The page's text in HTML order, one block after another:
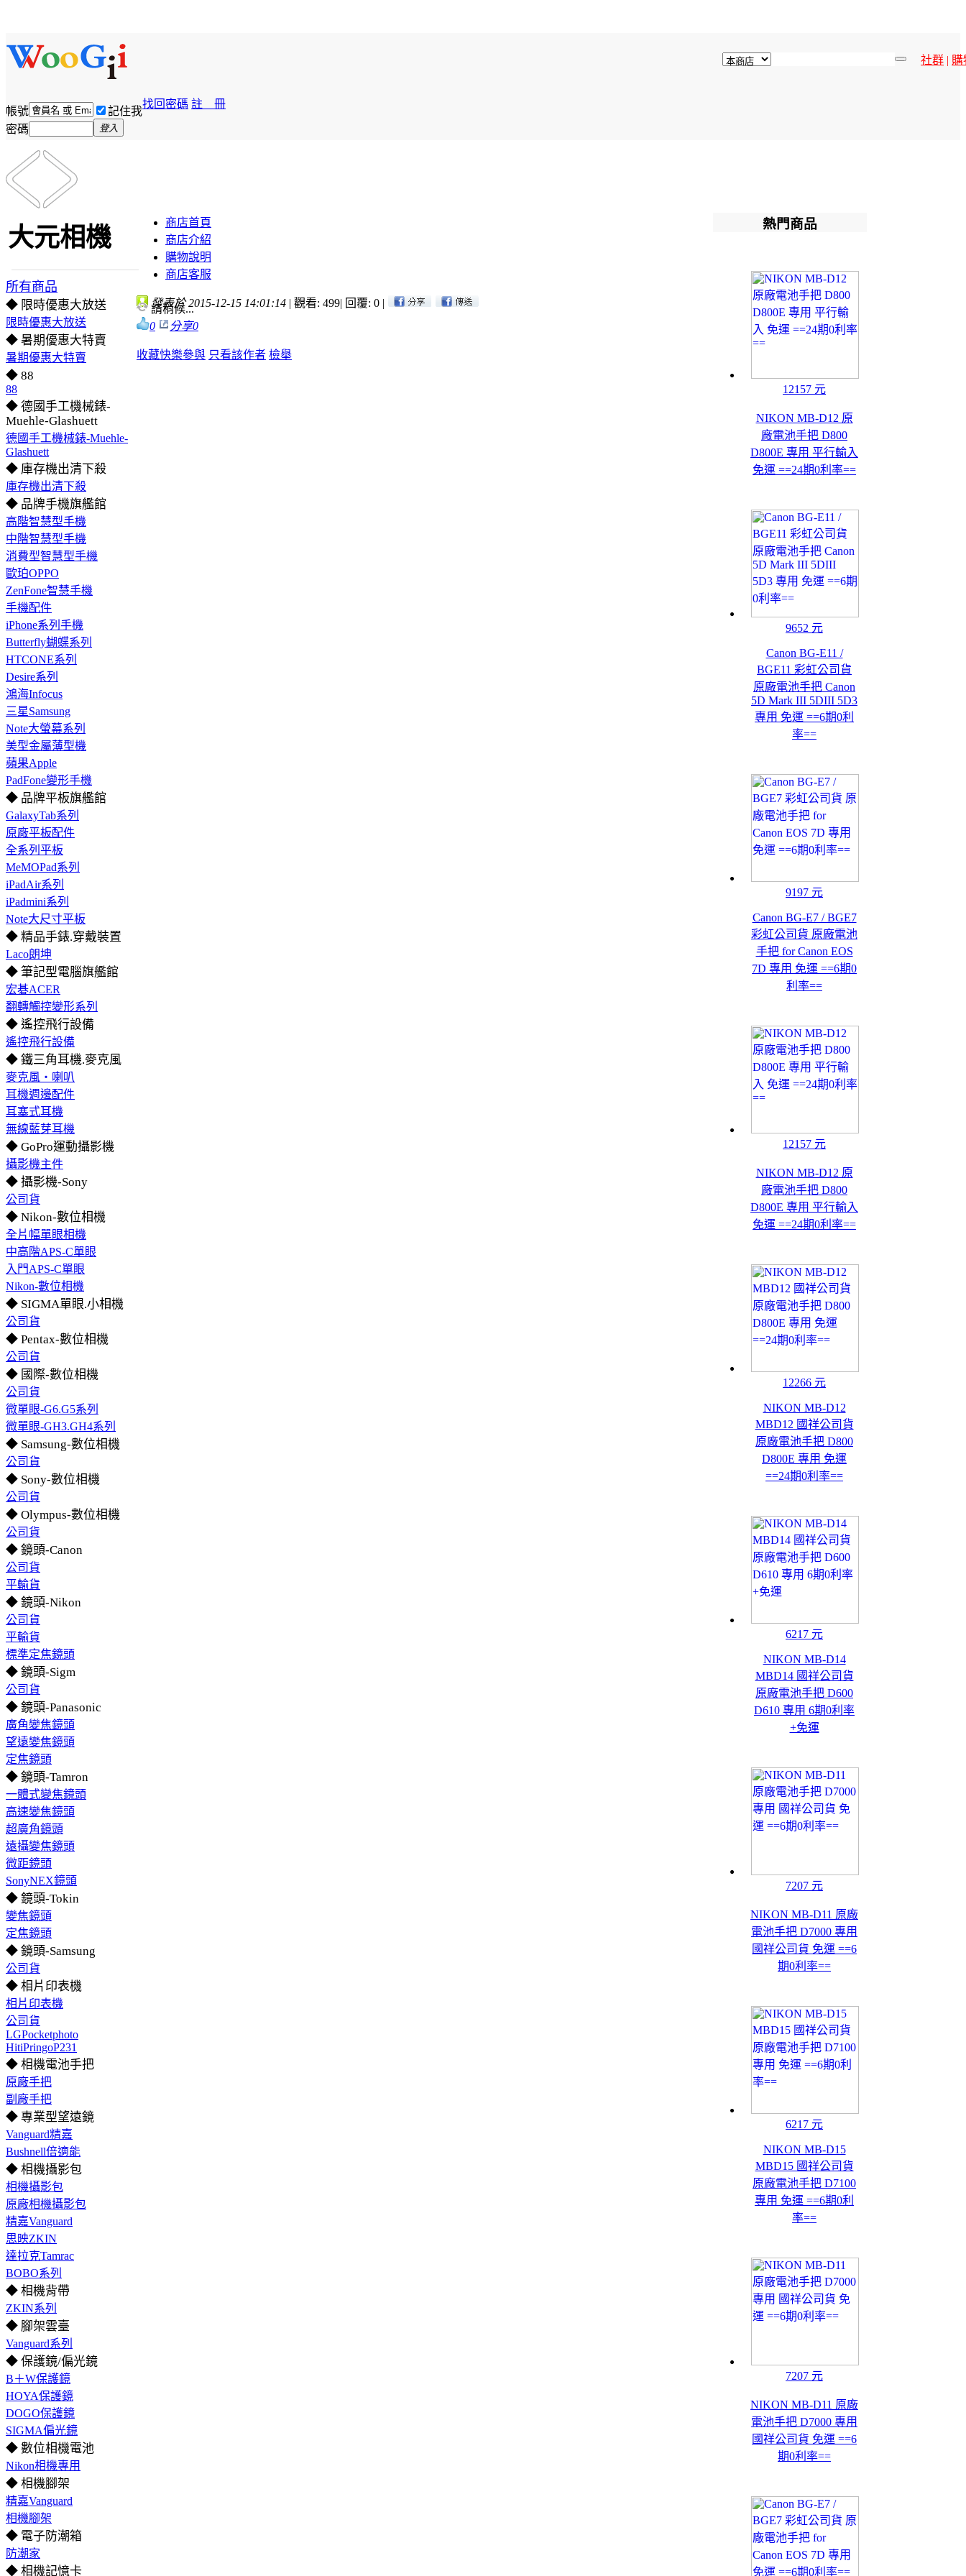
社群 | 購
帳號 記住我
找回密碼 註 冊
密碼 登入
大元相機
所有商品
◆ 限時優惠大放送
限時優惠大放送
◆ 暑期優惠大特賣
暑期優惠大特賣
◆ 88
88
◆ 德國手工機械錶-
Muehle-Glashuett
德國手工機械錶-Muehle-
Glashuett
◆ 庫存機出清下殺
庫存機出清下殺
◆ 品牌手機旗艦館
高階智慧型手機
中階智慧型手機
消費型智慧型手機
歐珀OPPO
ZenFone智慧手機
手機配件
iPhone系列手機
Butterfly蝴蝶系列
HTCONE系列
Desire系列
鴻海Infocus
三星Samsung
Note大螢幕系列
美型金屬薄型機
蘋果Apple
PadFone變形手機
◆ 品牌平板旗艦館
GalaxyTab系列
原廠平板配件
全系列平板
MeMOPad系列
iPadAir系列
iPadmini系列
Note大尺寸平板
◆ 精品手錶.穿戴裝置
Laco朗坤
◆ 筆記型電腦旗艦館
宏碁ACER
翻轉觸控變形系列
◆ 遙控飛行設備
遙控飛行設備
◆ 鐵三角耳機.麥克風
麥克風‧喇叭
耳機週邊配件
耳塞式耳機
無線藍芽耳機
◆ GoPro運動攝影機
攝影機主件
◆ 攝影機-Sony
公司貨
◆ Nikon-數位相機
全片幅單眼相機
中高階APS-C單眼
入門APS-C單眼
Nikon-數位相機
◆ SIGMA單眼.小相機
公司貨
◆ Pentax-數位相機
公司貨
◆ 國際-數位相機
公司貨
微單眼-G6.G5系列
微單眼-GH3.GH4系列
◆ Samsung-數位相機
公司貨
◆ Sony-數位相機
公司貨
◆ Olympus-數位相機
公司貨
◆ 鏡頭-Canon
公司貨
平輸貨
◆ 鏡頭-Nikon
公司貨
平輸貨
標準定焦鏡頭
◆ 鏡頭-Sigm
公司貨
◆ 鏡頭-Panasonic
廣角變焦鏡頭
望遠變焦鏡頭
定焦鏡頭
◆ 鏡頭-Tamron
一體式變焦鏡頭
高速變焦鏡頭
超廣角鏡頭
遠攝變焦鏡頭
微距鏡頭
SonyNEX鏡頭
◆ 鏡頭-Tokin
變焦鏡頭
定焦鏡頭
◆ 鏡頭-Samsung
公司貨
◆ 相片印表機
相片印表機
公司貨
LGPocketphoto
HitiPringoP231
◆ 相機電池手把
原廠手把
副廠手把
◆ 專業型望遠鏡
Vanguard精嘉
Bushnell倍適能
◆ 相機攝影包
相機攝影包
原廠相機攝影包
精嘉Vanguard
思映ZKIN
達拉克Tamrac
BOBO系列
◆ 相機背帶
ZKIN系列
◆ 腳架雲臺
Vanguard系列
◆ 保護鏡/偏光鏡
B＋W保護鏡
HOYA保護鏡
DOGO保護鏡
SIGMA偏光鏡
◆ 數位相機電池
Nikon相機專用
◆ 相機腳架
精嘉Vanguard
相機腳架
◆ 電子防潮箱
防潮家
◆ 相機記憶卡
商店首頁
商店介紹
購物說明
商店客服
發表於 2015-12-15 14:01:14 | 觀看: 499| 回覆: 0 |
請稍候...
0
分享0
收藏快樂參與 只看該作者 檢舉
熱門商品
12157 元
NIKON MB-D12 原
廠電池手把 D800
D800E 專用 平行輸入
免運 ==24期0利率==
9652 元
Canon BG-E11 /
BGE11 彩虹公司貨
原廠電池手把 Canon
5D Mark III 5DIII 5D3
專用 免運 ==6期0利
率==
9197 元
Canon BG-E7 / BGE7
彩虹公司貨 原廠電池
手把 for Canon EOS
7D 專用 免運 ==6期0
利率==
12157 元
NIKON MB-D12 原
廠電池手把 D800
D800E 專用 平行輸入
免運 ==24期0利率==
12266 元
NIKON MB-D12
MBD12 國祥公司貨
原廠電池手把 D800
D800E 專用 免運
==24期0利率==
6217 元
NIKON MB-D14
MBD14 國祥公司貨
原廠電池手把 D600
D610 專用 6期0利率
+免運
7207 元
NIKON MB-D11 原廠
電池手把 D7000 專用
國祥公司貨 免運 ==6
期0利率==
6217 元
NIKON MB-D15
MBD15 國祥公司貨
原廠電池手把 D7100
專用 免運 ==6期0利
率==
7207 元
NIKON MB-D11 原廠
電池手把 D7000 專用
國祥公司貨 免運 ==6
期0利率==